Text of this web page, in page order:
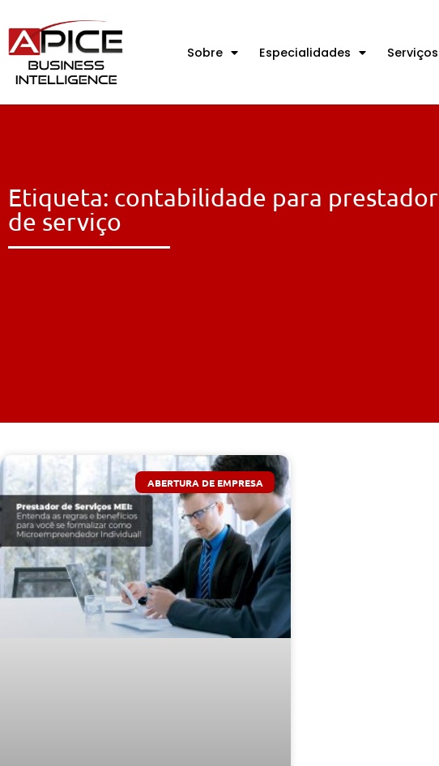
Sobre Especialidades Serviços
Etiqueta: contabilidade para prestador
de serviço
ABERTURA DE EMPRESA